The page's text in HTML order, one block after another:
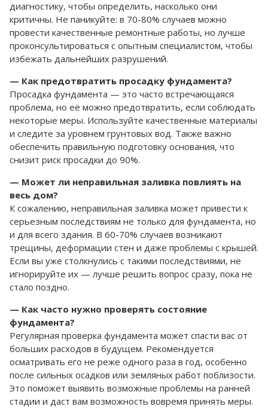
диагностику, чтобы определить, насколько они
критичны. Не паникуйте: в 70-80% случаев можно
провести качественные ремонтные работы, но лучше
проконсультироваться с опытным специалистом, чтобы
избежать дальнейших разрушений.
— Как предотвратить просадку фундамента?
Просадка фундамента — это часто встречающаяся
проблема, но её можно предотвратить, если соблюдать
некоторые меры. Используйте качественные материалы
и следите за уровнем грунтовых вод. Также важно
обеспечить правильную подготовку основания, что
снизит риск просадки до 90%.
— Может ли неправильная заливка повлиять на
весь дом?
К сожалению, неправильная заливка может привести к
серьезным последствиям не только для фундамента, но
и для всего здания. В 60-70% случаев возникают
трещины, деформации стен и даже проблемы с крышей.
Если вы уже столкнулись с такими последствиями, не
игнорируйте их — лучше решить вопрос сразу, пока не
стало поздно.
— Как часто нужно проверять состояние
фундамента?
Регулярная проверка фундамента может спасти вас от
больших расходов в будущем. Рекомендуется
осматривать его не реже одного раза в год, особенно
после сильных осадков или земляных работ поблизости.
Это поможет выявить возможные проблемы на ранней
стадии и даст вам возможность вовремя принять меры.